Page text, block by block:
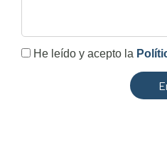
He leído y acepto la